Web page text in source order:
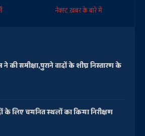
नेक्स्ट ख़बर के बारे में
की समीक्षा,पुराने वादों के शीघ्र निस्तारण के
के लिए चयनित स्थलों का किया निरीक्षण